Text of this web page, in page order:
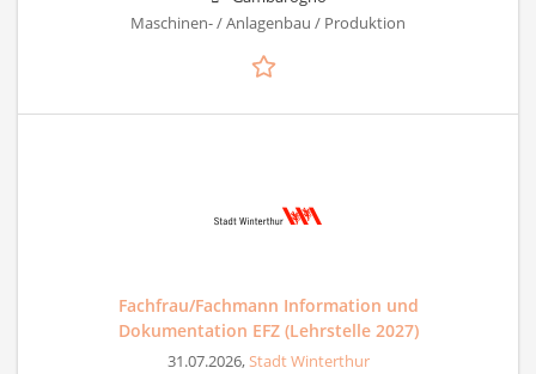
Maschinen- / Anlagenbau / Produktion
Fachfrau/Fachmann Information und
Dokumentation EFZ (Lehrstelle 2027)
31.07.2026,Stadt Winterthur